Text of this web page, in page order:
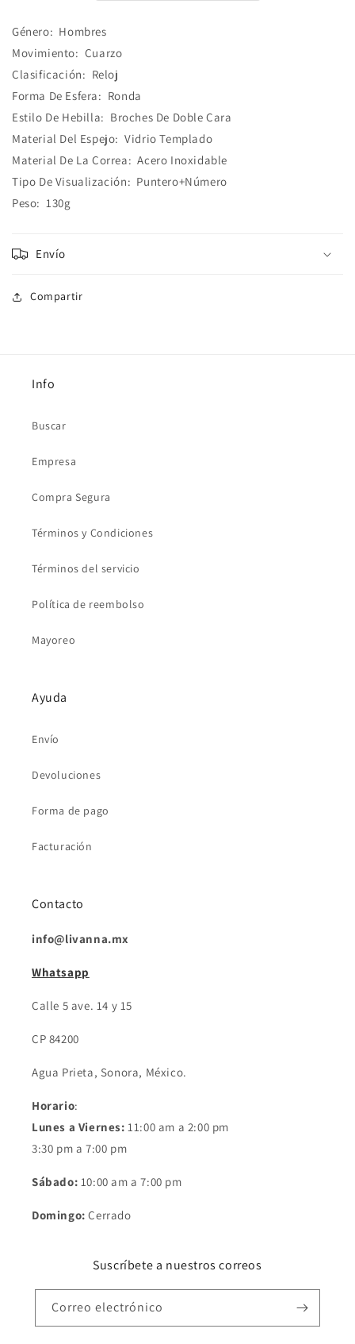
Género: Hombres
Movimiento: Cuarzo
Clasificación: Reloj
Forma De Esfera: Ronda
Estilo De Hebilla: Broches De Doble Cara
Material Del Espejo: Vidrio Templado
Material De La Correa: Acero Inoxidable
Tipo De Visualización: Puntero+Número
Peso: 130g
Envío
Compartir
Info
Buscar
Empresa
Compra Segura
Términos y Condiciones
Términos del servicio
Política de reembolso
Mayoreo
Ayuda
Envío
Devoluciones
Forma de pago
Facturación
Contacto
info@livanna.mx
Whatsapp
Calle 5 ave. 14 y 15
CP 84200
Agua Prieta, Sonora, México.
Horario:
Lunes a Viernes: 11:00 am a 2:00 pm
3:30 pm a 7:00 pm
Sábado: 10:00 am a 7:00 pm
Domingo: Cerrado
Suscríbete a nuestros correos
Correo electrónico